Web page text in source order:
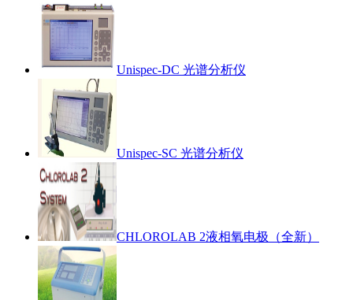
Unispec-DC 光谱分析仪
Unispec-SC 光谱分析仪
CHLOROLAB 2液相氧电极（全新）